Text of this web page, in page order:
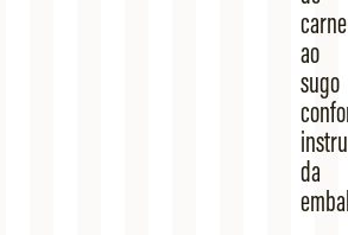
carne
ao
sugo
da